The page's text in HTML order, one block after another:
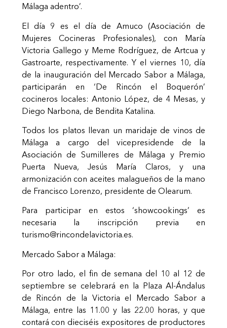
Málaga adentro’.
El día 9 es el día de Amuco (Asociación de
Mujeres Cocineras Profesionales), con María
Victoria Gallego y Meme Rodríguez, de Artcua y
Gastroarte, respectivamente. Y el viernes 10, día
de la inauguración del Mercado Sabor a Málaga,
participarán en ‘De Rincón el Boquerón’
cocineros locales: Antonio López, de 4 Mesas, y
Diego Narbona, de Bendita Katalina.
Todos los platos llevan un maridaje de vinos de
Málaga a cargo del vicepresidende de la
Asociación de Sumilleres de Málaga y Premio
Puerta Nueva, Jesús María Claros, y una
armonización con aceites malagueños de la mano
de Francisco Lorenzo, presidente de Olearum.
Para participar en estos ‘showcookings’ es
necesaria la inscripción previa en
turismo@rincondelavictoria.es.
Mercado Sabor a Málaga:
Por otro lado, el fin de semana del 10 al 12 de
septiembre se celebrará en la Plaza Al-Ándalus
de Rincón de la Victoria el Mercado Sabor a
Málaga, entre las 11.00 y las 22.00 horas, y que
contará con dieciséis expositores de productores